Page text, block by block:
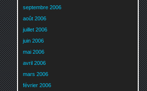
septembre 2006
août 2006
juillet 2006
juin 2006
mai 2006
avril 2006
mars 2006
février 2006